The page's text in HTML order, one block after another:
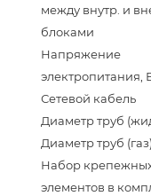
между внутр. и
блоками
Напряжение
электропитания,
Сетевой кабель
Диаметр труб
Диаметр труб (газ)
Набор
элементов в